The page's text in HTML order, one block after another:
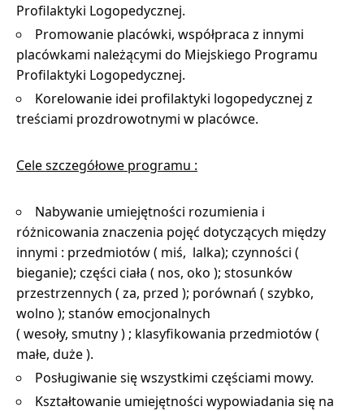
Profilaktyki Logopedycznej.
Promowanie placówki, współpraca z innymi
placówkami należącymi do Miejskiego Programu
Profilaktyki Logopedycznej.
Korelowanie idei profilaktyki logopedycznej z
treściami prozdrowotnymi w placówce.
Cele szczegółowe programu :
Nabywanie umiejętności rozumienia i
różnicowania znaczenia pojęć dotyczących między
innymi : przedmiotów ( miś, lalka); czynności (
bieganie); części ciała ( nos, oko ); stosunków
przestrzennych ( za, przed ); porównań ( szybko,
wolno ); stanów emocjonalnych
( wesoły, smutny ) ; klasyfikowania przedmiotów (
małe, duże ).
Posługiwanie się wszystkimi częściami mowy.
Kształtowanie umiejętności wypowiadania się na